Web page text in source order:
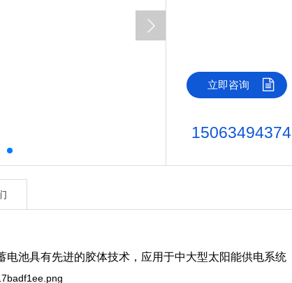
立即咨询
15063494374
电池具有先进的胶体技术，应用于中大型太阳能供电系统